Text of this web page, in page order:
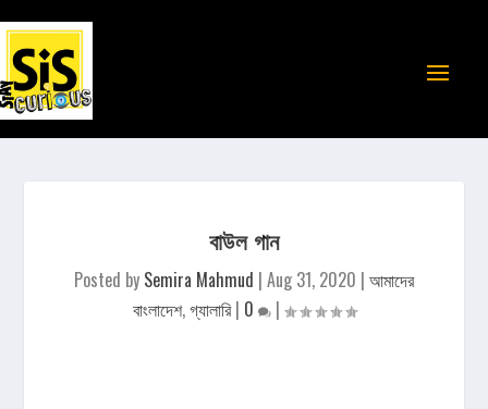
বাউল গান
Posted by Semira Mahmud | Aug 31, 2020 | আমাদের
বাংলাদেশ,গ্যালারি| 0 |